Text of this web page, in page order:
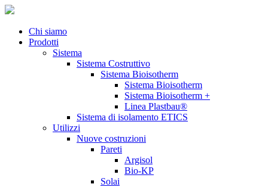
Chi siamo
Prodotti
Sistema
Sistema Costruttivo
Sistema Bioisotherm
Sistema Bioisotherm
Sistema Bioisotherm +
Linea Plastbau®
Sistema di isolamento ETICS
Utilizzi
Nuove costruzioni
Pareti
Argisol
Bio-KP
Solai